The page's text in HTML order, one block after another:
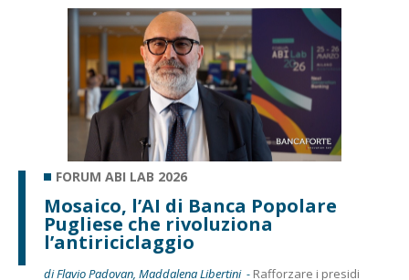
FORUM ABI LAB 2026
Mosaico, l’AI di Banca Popolare
Pugliese che rivoluziona
l’antiriciclaggio
di Flavio Padovan, Maddalena Libertini - Rafforzare i presidi